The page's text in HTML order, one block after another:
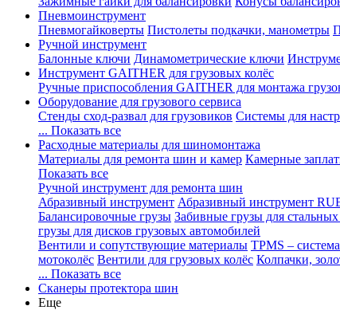
Пневмоинструмент
Пневмогайковерты Пистолеты подкачки, манометры
Ручной инструмент
Балонные ключи Динамометрические ключи
Инструмент GAITHER для грузовых колёс
Ручные приспособления GAITHER для монтажа
Оборудование для грузового сервиса
Стенды сход-развал для грузовиков Системы для
... Показать все
Расходные материалы для шиномонтажа
Материалы для ремонта шин и камер Камерные
Показать все
Ручной инструмент для ремонта шин
Абразивный инструмент Абразивный инструмент
Балансировочные грузы Забивные грузы для
грузы для дисков грузовых автомобилей
Вентили и сопутствующие материалы TPMS –
мотоколёс Вентили для грузовых колёс Колпачки,
... Показать все
Сканеры протектора шин
Еще